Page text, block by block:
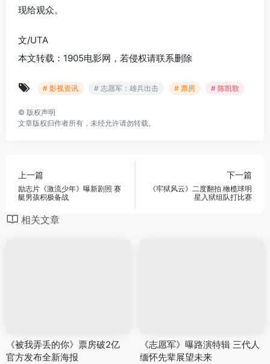
现给观众。
文/UTA
本文转载：1905电影网，若侵权请联系删除
# 影视资讯 # 志愿军：雄兵出击 # 票房 # 陈凯歌
© 版权声明
文章版权归作者所有，未经允许请勿转载。
上一篇
励志片《激流少年》曝新剧照 赛
艇男孩积极备战
下一篇
《牢狱风云》二度翻拍 橄榄球明
星入狱组队打比赛
相关文章
《被我弄丢的你》票房破2亿
官方发布全新海报
《志愿军》曝路演特辑 三代人
缅怀先辈展望未来